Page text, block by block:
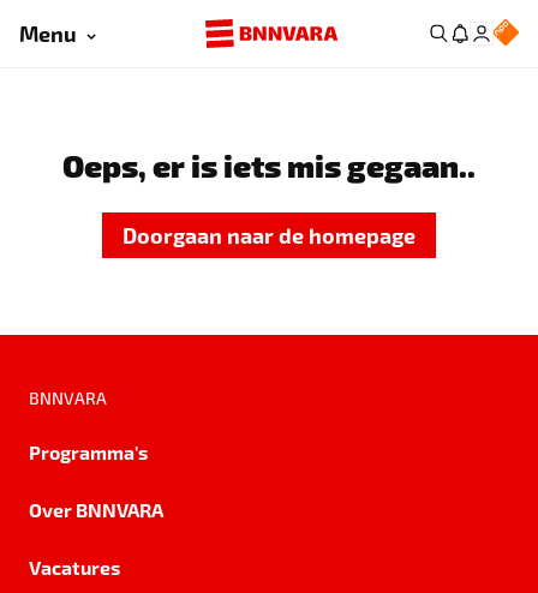
Menu
Oeps, er is iets mis gegaan..
Doorgaan naar de homepage
BNNVARA
Programma's
Over BNNVARA
Vacatures